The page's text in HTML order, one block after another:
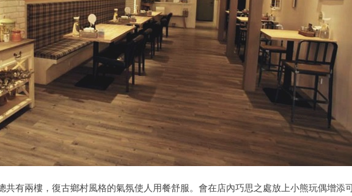
共有兩樓，復古鄉村風格的氣氛使人用餐舒服。會在店內巧思之處放上小熊玩偶增添